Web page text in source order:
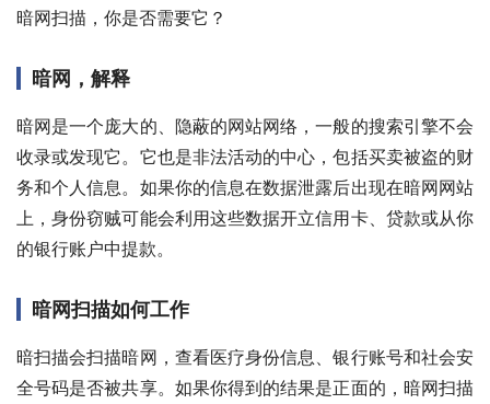
暗网扫描，你是否需要它？
暗网，解释
暗网是一个庞大的、隐蔽的网站网络，一般的搜索引擎不会
收录或发现它。它也是非法活动的中心，包括买卖被盗的财
务和个人信息。如果你的信息在数据泄露后出现在暗网网站
上，身份窃贼可能会利用这些数据开立信用卡、贷款或从你
的银行账户中提款。
暗网扫描如何工作
暗扫描会扫描暗网，查看医疗身份信息、银行账号和社会安
全号码是否被共享。如果你得到的结果是正面的，暗网扫描